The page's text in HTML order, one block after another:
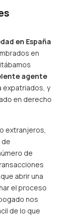
en España
en
agente
expatriados, y
en derecho
extranjeros,
de
abrir una
el proceso
nos
de lo que